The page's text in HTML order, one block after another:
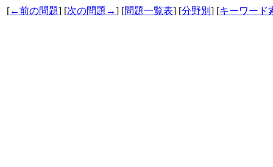
[←前の問題] [次の問題→] [問題一覧表] [分野別 ] [キーワード